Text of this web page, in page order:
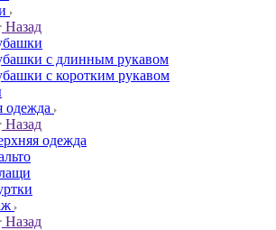
Назад
с длинным рукавом
с коротким рукавом
одежда
Назад
одежда
Назад